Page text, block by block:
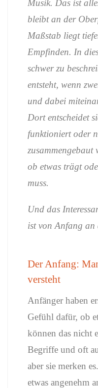
Musik. Das ist
bleibt an der
Maßstab liegt
Empfinden. In
schwer zu
entsteht, wenn
und dabei
Dort entscheidet
funktioniert oder
ob etwas trägt
muss.
Und das
ist von Anfang an
Der Anfang:
versteht
Anfänger haben
Gefühl dafür, ob
können das nicht
Begriffe und oft
aber sie merken
etwas angenehm